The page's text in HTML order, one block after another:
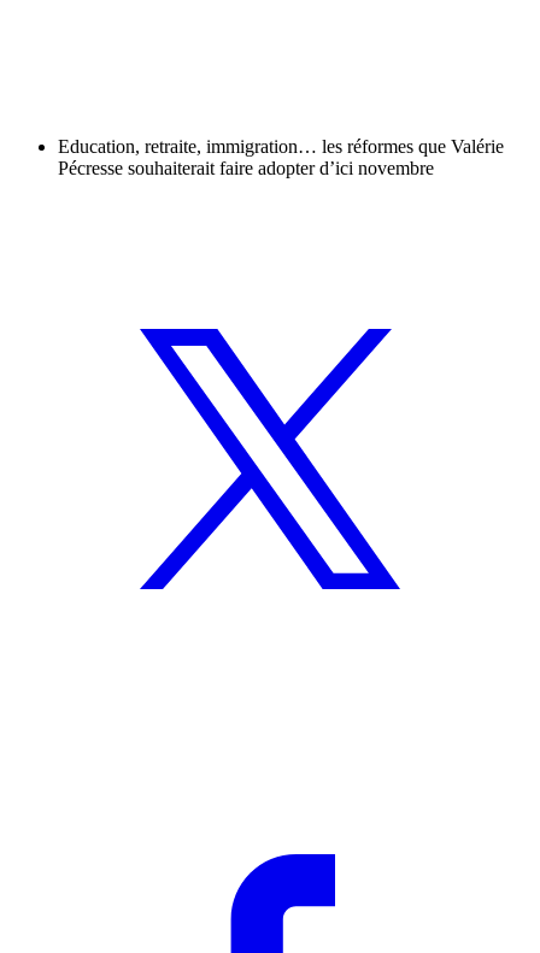
Education, retraite, immigration… les réformes que Valérie
Pécresse souhaiterait faire adopter d’ici novembre